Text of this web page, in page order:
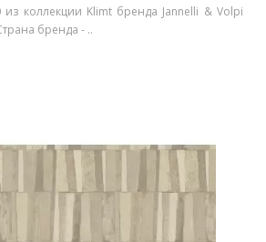
коллекции Klimt бренда Jannelli & Volpi
бренда - ..